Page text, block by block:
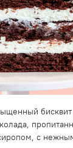
бисквит
с